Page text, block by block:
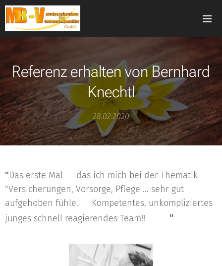
Referenz erhalten von Bernhard
Knechtl
28.02.2020
"Das erste Mal 👍das ich mich bei der Thematik
"Versicherungen, Vorsorge, Pflege ... sehr gut
aufgehoben fühle. 🔝Kompetentes, unkompliziertes
junges schnell reagierendes Team!! 👍👍 "